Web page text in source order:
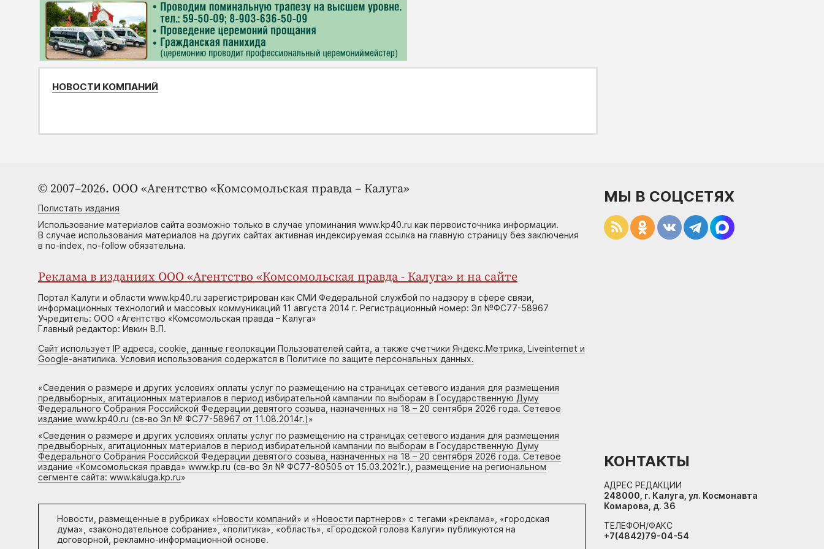
НОВОСТИ КОМПАНИЙ
© 2007–2026. ООО «Агентство «Комсомольская правда – Калуга»
Полистать издания
Использование материалов сайта возможно только в случае упоминания www.kp40.ru как первоисточника информации.
В случае использования материалов на других сайтах активная индексируемая ссылка на главную страницу без заключения
в no-index, no-follow обязательна.
Реклама в изданиях ООО «Агентство «Комсомольская правда - Калуга» и на сайте
Портал Калуги и области www.kp40.ru зарегистрирован как СМИ Федеральной службой по надзору в сфере связи,
информационных технологий и массовых коммуникаций 11 августа 2014 г. Регистрационный номер: Эл №ФС77-58967
Учредитель: ООО «Агентство «Комсомольская правда – Калуга»
Главный редактор: Ивкин В.П.
Сайт использует IP адреса, cookie, данные геолокации Пользователей сайта, а также счетчики Яндекс.Метрика, Liveinternet и
Google-анатилика. Условия использования содержатся в Политике по защите персональных данных.
«Сведения о размере и других условиях оплаты услуг по размещению на страницах сетевого издания для размещения
предвыборных, агитационных материалов в период избирательной кампании по выборам в Государственную Думу
Федерального Собрания Российской Федерации девятого созыва, назначенных на 18 – 20 сентября 2026 года. Сетевое
издание www.kp40.ru (св-во Эл № ФС77-58967 от 11.08.2014г.)»
«Сведения о размере и других условиях оплаты услуг по размещению на страницах сетевого издания для размещения
предвыборных, агитационных материалов в период избирательной кампании по выборам в Государственную Думу
Федерального Собрания Российской Федерации девятого созыва, назначенных на 18 – 20 сентября 2026 года. Сетевое
издание «Комсомольская правда» www.kp.ru (св-во Эл № ФС77-80505 от 15.03.2021г.), размещение на региональном
сегменте сайта: www.kaluga.kp.ru»
Новости, размещенные в рубриках «Новости компаний» и «Новости партнеров» с тегами «реклама», «городская
дума», «законодательное собрание», «политика», «область», «Городской голова Калуги» публикуются на
договорной, рекламно-информационной основе.
МЫ В СОЦСЕТЯХ
КОНТАКТЫ
АДРЕС РЕДАКЦИИ
248000, г. Калуга, ул. Космонавта
Комарова, д. 36
ТЕЛЕФОН/ФАКС
+7(4842)79-04-54